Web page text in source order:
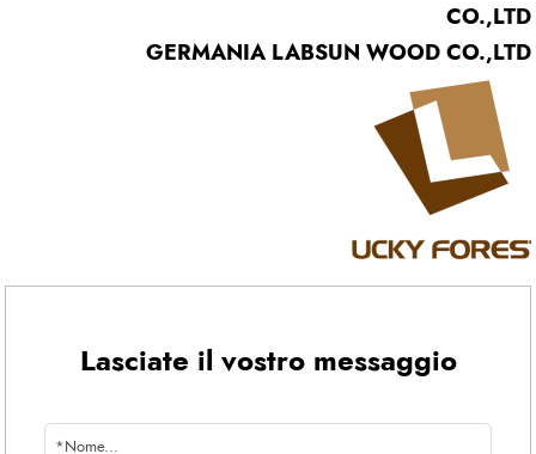
CO.,LTD
GERMANIA LABSUN WOOD CO.,LTD
Lasciate il vostro messaggio